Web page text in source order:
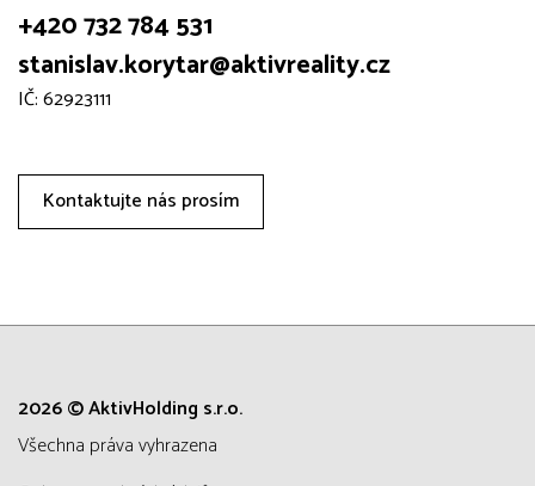
+420 732 784 531
stanislav.korytar@aktivreality.cz
IČ: 62923111
Kontaktujte nás prosím
2026 © AktivHolding s.r.o.
všechna práva vyhrazena